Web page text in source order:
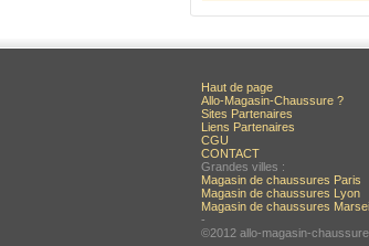
Haut de page
Allo-Magasin-Chaussure ?
Sites Partenaires
Liens Partenaires
CGU
CONTACT
Grandes villes :
Magasin de chaussures Paris
Magasin de chaussures Lyon
Magasin de chaussures
-
©2012 allo-magasin-